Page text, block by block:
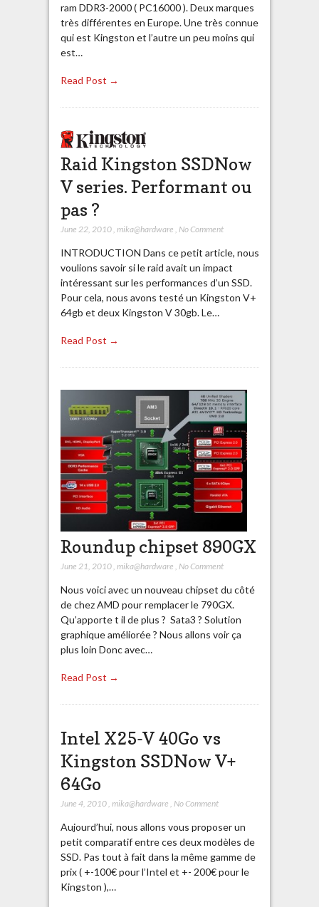
ram DDR3-2000 ( PC16000 ). Deux marques
très différentes en Europe. Une très connue
qui est Kingston et l’autre un peu moins qui
est…
Read Post →
Raid Kingston SSDNow
V series. Performant ou
pas ?
June 22, 2010, mika@hardware , No Comment
INTRODUCTION Dans ce petit article, nous
voulions savoir si le raid avait un impact
intéressant sur les performances d’un SSD.
Pour cela, nous avons testé un Kingston V+
64gb et deux Kingston V 30gb. Le…
Read Post →
Roundup chipset 890GX
June 21, 2010, mika@hardware , No Comment
Nous voici avec un nouveau chipset du côté
de chez AMD pour remplacer le 790GX.
Qu’apporte t il de plus ? Sata3 ? Solution
graphique améliorée ? Nous allons voir ça
plus loin Donc avec…
Read Post →
Intel X25-V 40Go vs
Kingston SSDNow V+
64Go
June 4, 2010, mika@hardware , No Comment
Aujourd’hui, nous allons vous proposer un
petit comparatif entre ces deux modèles de
SSD. Pas tout à fait dans la même gamme de
prix ( +-100€ pour l’Intel et +- 200€ pour le
Kingston ),…